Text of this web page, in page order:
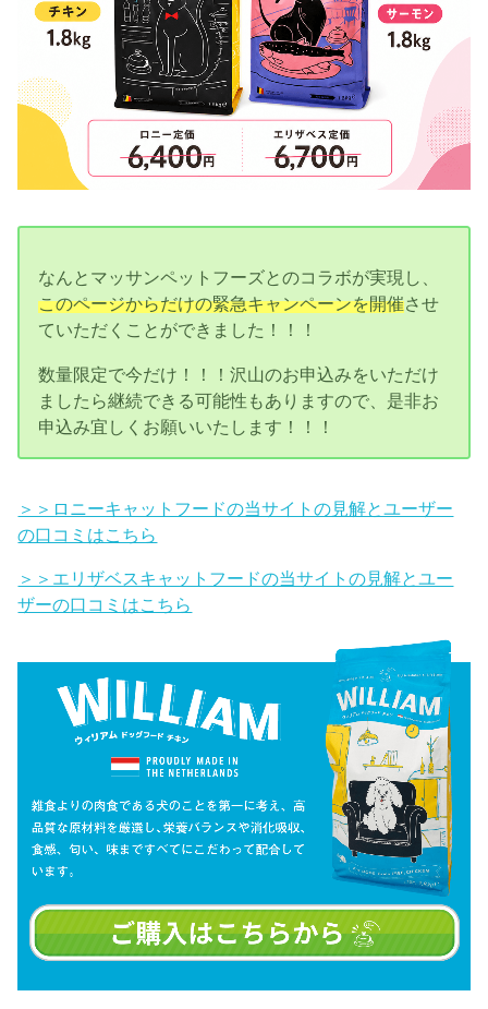
なんとマッサンペットフーズとのコラボが実現し、
このページからだけの緊急キャンペーンを開催させ
ていただくことができました！！！
数量限定で今だけ！！！沢山のお申込みをいただけ
ましたら継続できる可能性もありますので、是非お
申込み宜しくお願いいたします！！！
＞＞ロニーキャットフードの当サイトの見解とユーザー
の口コミはこちら
＞＞エリザベスキャットフードの当サイトの見解とユー
ザーの口コミはこちら